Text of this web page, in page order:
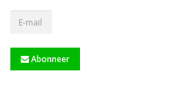
Abonneer